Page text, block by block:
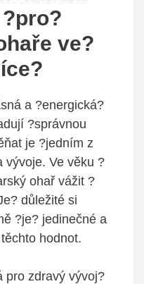
ve?
a ?energická?
?správnou
je ?jedním z
vývoje. Ve věku ?
ohař vážit ?
důležité si
?je? jedinečné a
hodnot.
pro zdravý vývoj?